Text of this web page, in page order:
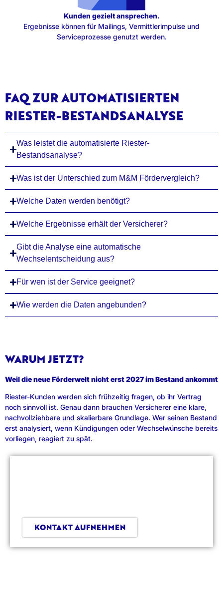
Kunden gezielt ansprechen.
Ergebnisse können für Mailings, Vermittlerimpulse und
Serviceprozesse genutzt werden.
FAQ ZUR AUTOMATISIERTEN
RIESTER-BESTANDSANALYSE
Was leistet die automatisierte Riester-
Bestandsanalyse?
Was ist der Unterschied zum M&M Fördervergleich?
Welche Daten werden benötigt?
Welche Ergebnisse erhält der Versicherer?
Gibt die Analyse eine automatische
Wechselentscheidung aus?
Für wen ist der Service geeignet?
Wie werden die Daten angebunden?
WARUM JETZT?
Weil die neue Förderwelt nicht erst 2027 im Bestand ankommt
Riester-Kunden werden sich frühzeitig fragen, ob ihr Vertrag
noch sinnvoll ist. Genau dann brauchen Versicherer eine klare,
nachvollziehbare und skalierbare Grundlage. Wer seinen Bestand
erst analysiert, wenn Kündigungen oder Wechselwünsche bereits
vorliegen, reagiert zu spät.
KONTAKT AUFNEHMEN